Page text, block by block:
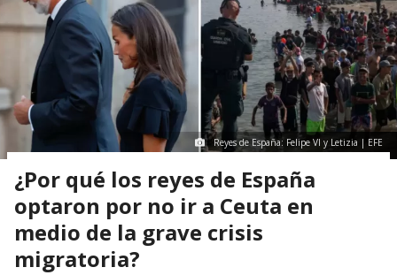
Reyes de España: Felipe VI y Letizia | EFE
¿Por qué los reyes de España
optaron por no ir a Ceuta en
medio de la grave crisis
migratoria?